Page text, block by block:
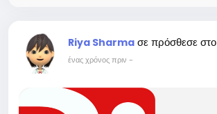
Riya Sharma σε πρόσθεσε στο
ένας χρόνος πριν -